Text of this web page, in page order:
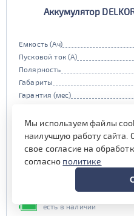
Аккумулятор
Емкость (Ач)
Пусковой ток (А)
Полярность
Габариты
Гарантия (мес)
есть в наличии
Мы используем файлы
наилучшую работу сайта.
свое согласие на
согласно политике